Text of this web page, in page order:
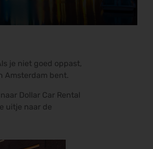
je niet goed oppast,
Amsterdam bent.
Dollar Car Rental
uitje naar de